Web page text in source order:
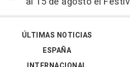
ÚLTIMAS NOTICIAS
ESPAÑA